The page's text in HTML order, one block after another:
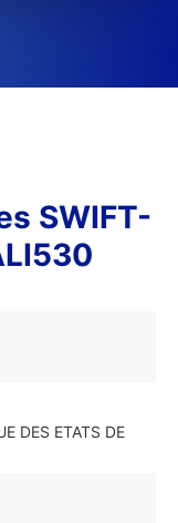
SWIFT-
DES ETATS DE